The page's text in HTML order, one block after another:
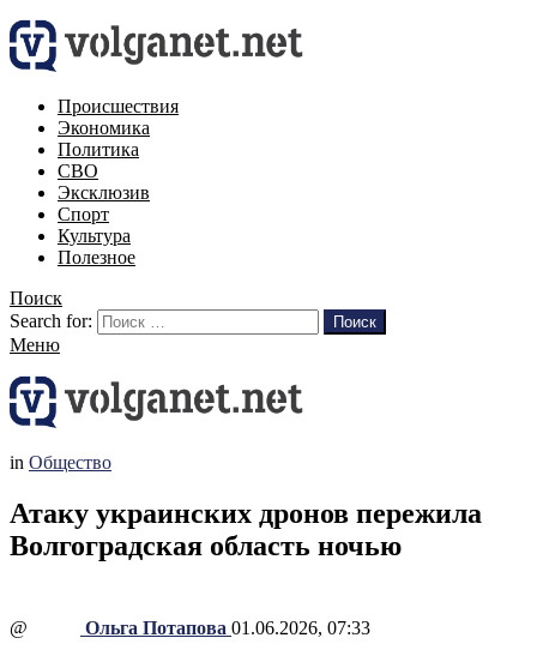
Происшествия
Экономика
Политика
СВО
Эксклюзив
Спорт
Культура
Полезное
Поиск
Search for:
Поиск
Меню
in Общество
Атаку украинских дронов пережила
Волгоградская область ночью
@ Ольга Потапова 01.06.2026, 07:33